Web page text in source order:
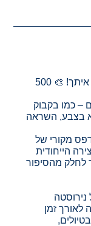
💙 בקבוק תרמי ייחודי – אומנות שתמיד איתך! 🎨 500
– כמו בקבוק
בצבע, השראה
מקורי של
הייחודית
לחלק מהסיפור
זמן